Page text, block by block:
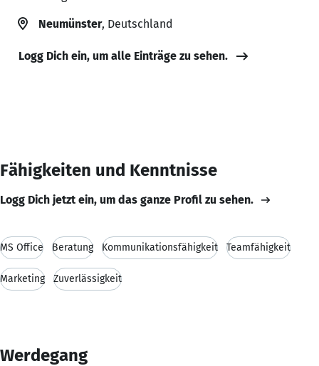
Neumünster, Deutschland
Logg Dich ein, um alle Einträge zu sehen.
Fähigkeiten und Kenntnisse
Logg Dich jetzt ein, um das ganze Profil zu sehen.
MS Office Beratung Kommunikationsfähigkeit Teamfähigkeit
Marketing Zuverlässigkeit
Werdegang